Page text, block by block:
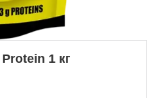
1 кг